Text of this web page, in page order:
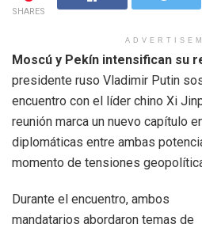
SHARES
Moscú y Pekín intensifican su
presidente ruso Vladimir Putin
encuentro con el líder chino Xi
reunión marca un nuevo capítulo
diplomáticas entre ambas
momento de tensiones
Durante el encuentro, ambos
mandatarios abordaron temas de